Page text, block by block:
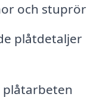
och stuprör
plåtdetaljer
plåtarbeten